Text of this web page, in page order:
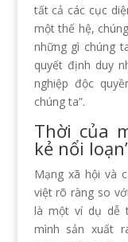
tất cả các cục
một thế hệ,
những gì chúng
quyết định duy
nghiệp độc
chúng ta”.
Thời của
kẻ nổi
Mạng xã hội và
việt rõ ràng so
là một ví dụ dễ
mình sản xuất